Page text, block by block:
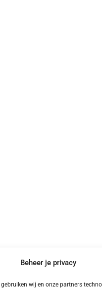
Beheer je privacy
wij en onze partners